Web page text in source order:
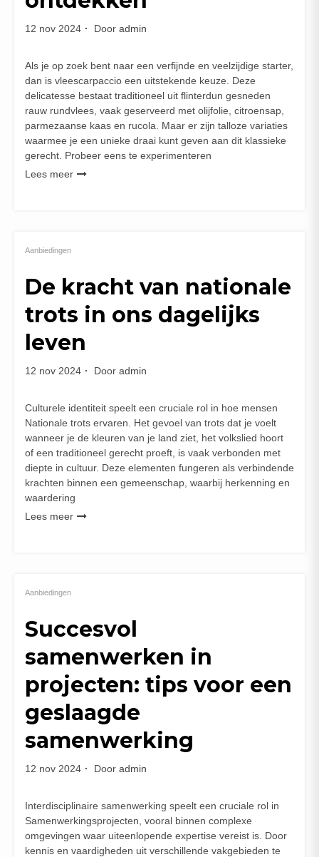
12 nov 2024 Door admin
Als je op zoek bent naar een verfijnde en veelzijdige starter,
dan is vleescarpaccio een uitstekende keuze. Deze
delicatesse bestaat traditioneel uit flinterdun gesneden
rauw rundvlees, vaak geserveerd met olijfolie, citroensap,
parmezaanse kaas en rucola. Maar er zijn talloze variaties
waarmee je een unieke draai kunt geven aan dit klassieke
gerecht. Probeer eens te experimenteren
Lees meer
Aanbiedingen
De kracht van nationale
trots in ons dagelijks
leven
12 nov 2024 Door admin
Culturele identiteit speelt een cruciale rol in hoe mensen
Nationale trots ervaren. Het gevoel van trots dat je voelt
wanneer je de kleuren van je land ziet, het volkslied hoort
of een traditioneel gerecht proeft, is vaak verbonden met
diepte in cultuur. Deze elementen fungeren als verbindende
krachten binnen een gemeenschap, waarbij herkenning en
waardering
Lees meer
Aanbiedingen
Succesvol
samenwerken in
projecten: tips voor een
geslaagde
samenwerking
12 nov 2024 Door admin
Interdisciplinaire samenwerking speelt een cruciale rol in
Samenwerkingsprojecten, vooral binnen complexe
omgevingen waar uiteenlopende expertise vereist is. Door
kennis en vaardigheden uit verschillende vakgebieden te